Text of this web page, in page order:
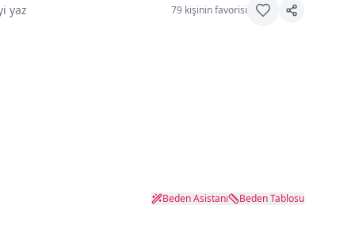
yaz 79 kişinin favorisi
Beden Asistanı Beden Tablosu